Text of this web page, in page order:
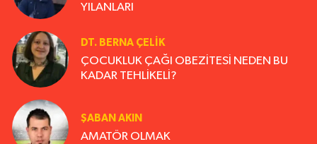
YILANLARI
DT. BERNA ÇELIK
ÇOCUKLUK ÇAĞI OBEZİTESİ NEDEN BU
KADAR TEHLİKELİ?
ŞABAN AKIN
AMATÖR OLMAK